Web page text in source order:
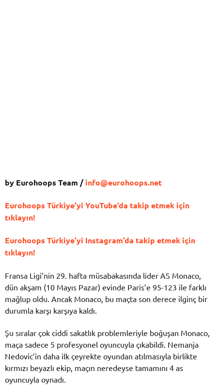
by Eurohoops Team /info@eurohoops.net
Eurohoops Türkiye’yi YouTube’da takip etmek için
tıklayın!
Eurohoops Türkiye’yi Instagram’da takip etmek için
tıklayın!
Fransa Ligi’nin 29. hafta müsabakasında lider AS Monaco,
dün akşam (10 Mayıs Pazar) evinde Paris’e 95-123 ile farklı
mağlup oldu. Ancak Monaco, bu maçta son derece ilginç bir
durumla karşı karşıya kaldı.
Şu sıralar çok ciddi sakatlık problemleriyle boğuşan Monaco,
maça sadece 5 profesyonel oyuncuyla çıkabildi. Nemanja
Nedovic’in daha ilk çeyrekte oyundan atılmasıyla birlikte
kırmızı beyazlı ekip, maçın neredeyse tamamını 4 as
oyuncuyla oynadı.